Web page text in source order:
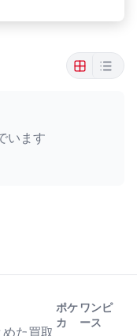
います
た買取
ポケ
カ
ワンピ
ース